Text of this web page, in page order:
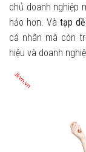
chủ doanh nghiệp
hảo hơn. Vàtạp
cá nhân mà còn
hiệu và doanh